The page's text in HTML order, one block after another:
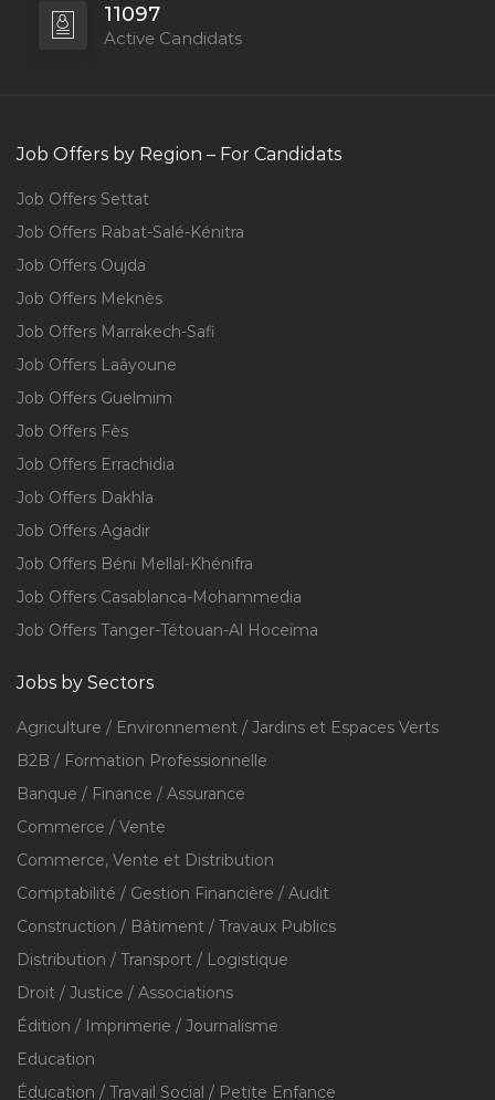
11097
Active Candidats
Job Offers by Region – For Candidats
Job Offers Settat
Job Offers Rabat-Salé-Kénitra
Job Offers Oujda
Job Offers Meknès
Job Offers Marrakech-Safi
Job Offers Laâyoune
Job Offers Guelmim
Job Offers Fès
Job Offers Errachidia
Job Offers Dakhla
Job Offers Agadir
Job Offers Béni Mellal-Khénifra
Job Offers Casablanca-Mohammedia
Job Offers Tanger-Tétouan-Al Hoceïma
Jobs by Sectors
Agriculture / Environnement / Jardins et Espaces Verts
B2B / Formation Professionnelle
Banque / Finance / Assurance
Commerce / Vente
Commerce, Vente et Distribution
Comptabilité / Gestion Financière / Audit
Construction / Bâtiment / Travaux Publics
Distribution / Transport / Logistique
Droit / Justice / Associations
Édition / Imprimerie / Journalisme
Education
Éducation / Travail Social / Petite Enfance